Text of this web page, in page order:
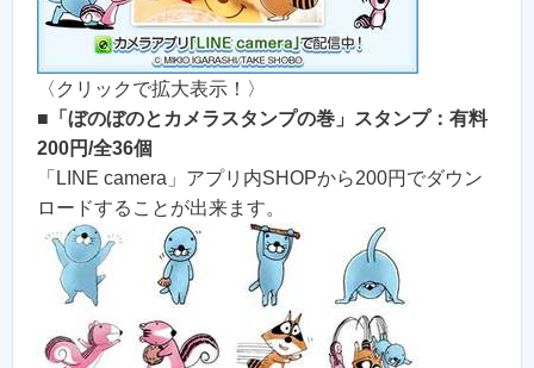
〈クリックで拡大表示！〉
■ 「ぼのぼのとカメラスタンプの巻」スタンプ：有料
200円/全36個
「LINE camera」アプリ内SHOPから200円でダウン
ロードすることが出来ます。